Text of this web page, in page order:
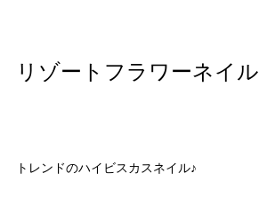
リゾートフラワーネイル
トレンドのハイビスカスネイル♪